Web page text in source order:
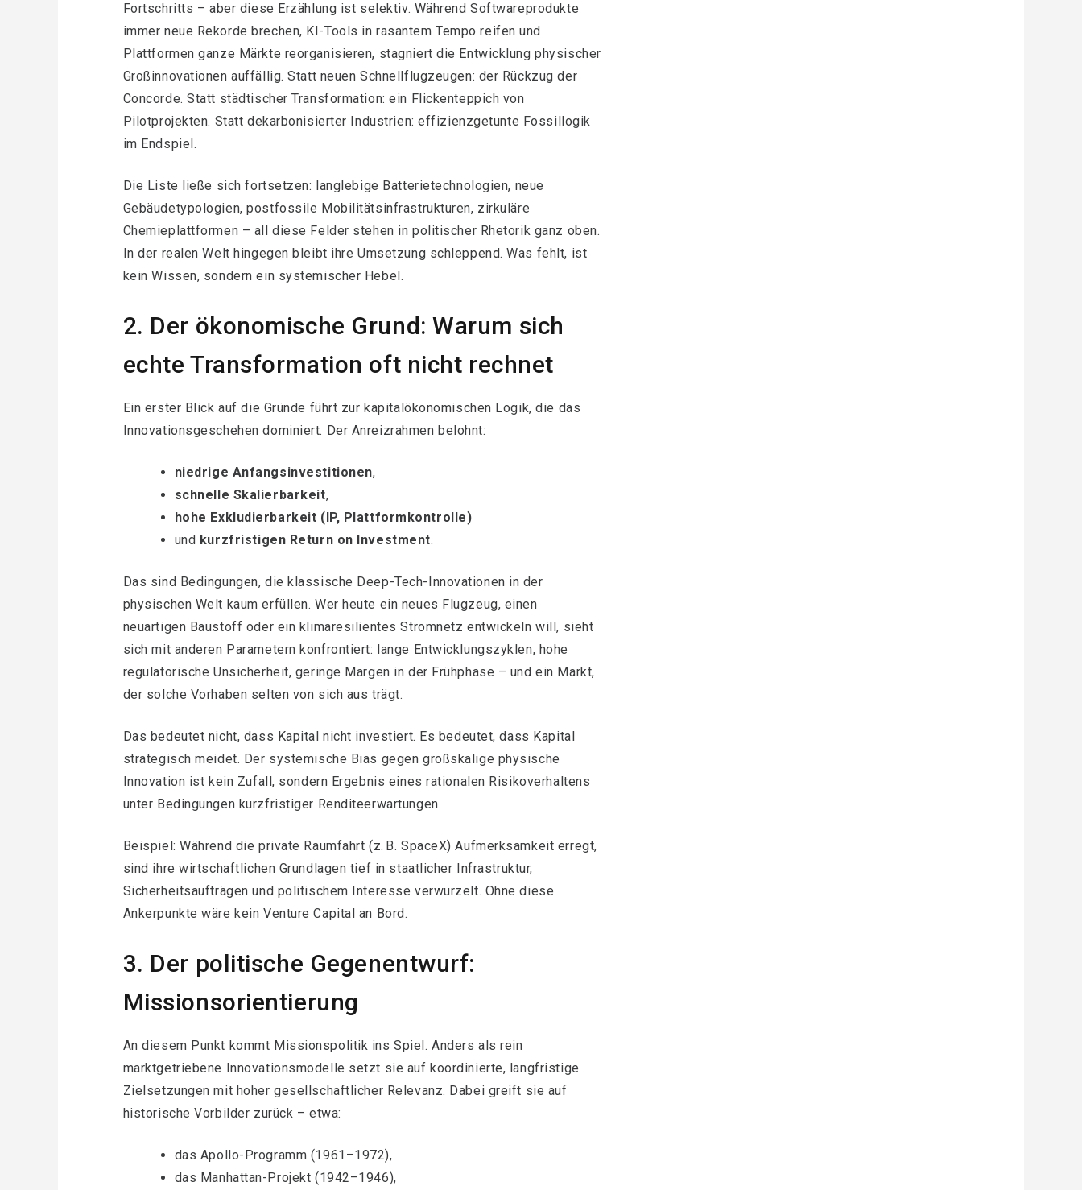
Fortschritts – aber diese Erzählung ist selektiv. Während Softwareprodukte
immer neue Rekorde brechen, KI-Tools in rasantem Tempo reifen und
Plattformen ganze Märkte reorganisieren, stagniert die Entwicklung physischer
Großinnovationen auffällig. Statt neuen Schnellflugzeugen: der Rückzug der
Concorde. Statt städtischer Transformation: ein Flickenteppich von
Pilotprojekten. Statt dekarbonisierter Industrien: effizienzgetunte Fossillogik
im Endspiel.
Die Liste ließe sich fortsetzen: langlebige Batterietechnologien, neue
Gebäudetypologien, postfossile Mobilitätsinfrastrukturen, zirkuläre
Chemieplattformen – all diese Felder stehen in politischer Rhetorik ganz oben.
In der realen Welt hingegen bleibt ihre Umsetzung schleppend. Was fehlt, ist
kein Wissen, sondern ein systemischer Hebel.
2. Der ökonomische Grund: Warum sich
echte Transformation oft nicht rechnet
Ein erster Blick auf die Gründe führt zur kapitalökonomischen Logik, die das
Innovationsgeschehen dominiert. Der Anreizrahmen belohnt:
niedrige Anfangsinvestitionen,
schnelle Skalierbarkeit,
hohe Exkludierbarkeit (IP, Plattformkontrolle)
und kurzfristigen Return on Investment.
Das sind Bedingungen, die klassische Deep-Tech-Innovationen in der
physischen Welt kaum erfüllen. Wer heute ein neues Flugzeug, einen
neuartigen Baustoff oder ein klimaresilientes Stromnetz entwickeln will, sieht
sich mit anderen Parametern konfrontiert: lange Entwicklungszyklen, hohe
regulatorische Unsicherheit, geringe Margen in der Frühphase – und ein Markt,
der solche Vorhaben selten von sich aus trägt.
Das bedeutet nicht, dass Kapital nicht investiert. Es bedeutet, dass Kapital
strategisch meidet. Der systemische Bias gegen großskalige physische
Innovation ist kein Zufall, sondern Ergebnis eines rationalen Risikoverhaltens
unter Bedingungen kurzfristiger Renditeerwartungen.
Beispiel: Während die private Raumfahrt (z. B. SpaceX) Aufmerksamkeit erregt,
sind ihre wirtschaftlichen Grundlagen tief in staatlicher Infrastruktur,
Sicherheitsaufträgen und politischem Interesse verwurzelt. Ohne diese
Ankerpunkte wäre kein Venture Capital an Bord.
3. Der politische Gegenentwurf:
Missionsorientierung
An diesem Punkt kommt Missionspolitik ins Spiel. Anders als rein
marktgetriebene Innovationsmodelle setzt sie auf koordinierte, langfristige
Zielsetzungen mit hoher gesellschaftlicher Relevanz. Dabei greift sie auf
historische Vorbilder zurück – etwa:
das Apollo-Programm (1961–1972),
das Manhattan-Projekt (1942–1946),